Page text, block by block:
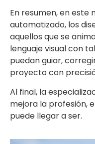
En resumen, en este
automatizado, los
aquellos que se
lenguaje visual con
puedan guiar,
proyecto con
Al final, la
mejora la profesión,
puede llegar a ser.